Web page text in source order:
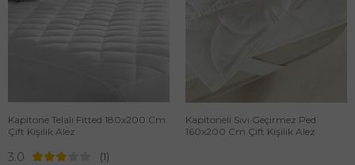
Kapitone Telalı Fitted 180x200 Cm
Çift Kişilik Alez
3.0 (1)
Kapitoneli Sıvı Geçirmez Ped
160x200 Cm Çift Kişilik Alez